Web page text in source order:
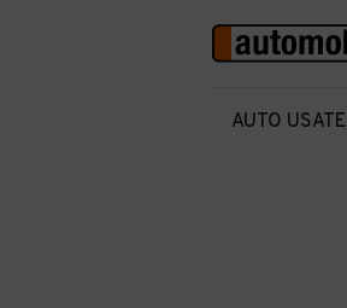
AUTO USATE